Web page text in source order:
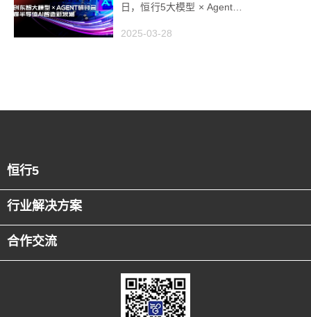
日，恒行5大模型 × Agent研
潮
2025-03-28
恒行5
行业解决方案
合作交流